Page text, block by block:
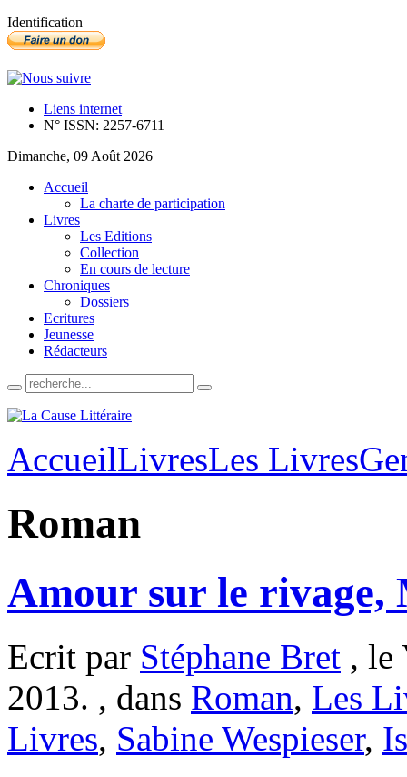
Identification
Liens internet
N° ISSN: 2257-6711
Dimanche, 09 Août 2026
Accueil
La charte de participation
Livres
Les Editions
Collection
En cours de lecture
Chroniques
Dossiers
Ecritures
Jeunesse
Rédacteurs
AccueilLivresLes Livres
Roman
Amour sur le
Ecrit par Stéphane Bret , le
2013. , dans Roman, Les
Livres, Sabine Wespieser,